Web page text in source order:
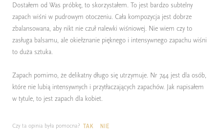
Dostałem od Was próbkę, to skorzystałem. To jest bardzo subtelny
zapach wiśni w pudrowym otoczeniu. Cała kompozycja jest dobrze
zbalansowana, aby nikt nie czuł nalewki wiśniowej. Nie wiem czy to
zasługa balsamu, ale okiełznanie pięknego i intensywnego zapachu wiśni
to duża sztuka.
Zapach pomimo, że delikatny długo się utrzymuje. Nr 744 jest dla osób,
które nie lubią intensywnych i przytłaczających zapachów. Jak napisałem
w tytule, to jest zapach dla kobiet.
Czy ta opinia była pomocna? TAK NIE